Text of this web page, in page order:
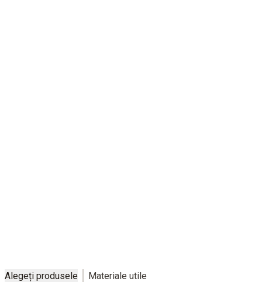
Alegeți produsele Materiale utile